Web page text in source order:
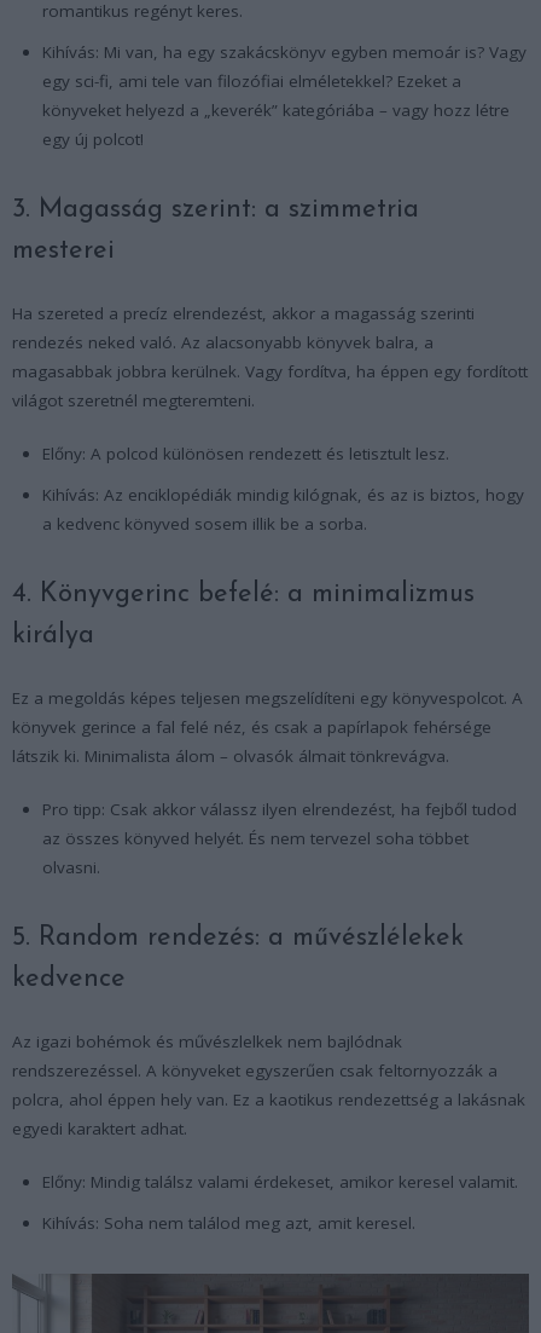
romantikus regényt keres.
Kihívás: Mi van, ha egy szakácskönyv egyben memoár is? Vagy
egy sci-fi, ami tele van filozófiai elméletekkel? Ezeket a
könyveket helyezd a „keverék” kategóriába – vagy hozz létre
egy új polcot!
3. Magasság szerint: a szimmetria
mesterei
Ha szereted a precíz elrendezést, akkor a magasság szerinti
rendezés neked való. Az alacsonyabb könyvek balra, a
magasabbak jobbra kerülnek. Vagy fordítva, ha éppen egy fordított
világot szeretnél megteremteni.
Előny: A polcod különösen rendezett és letisztult lesz.
Kihívás: Az enciklopédiák mindig kilógnak, és az is biztos, hogy
a kedvenc könyved sosem illik be a sorba.
4. Könyvgerinc befelé: a minimalizmus
királya
Ez a megoldás képes teljesen megszelídíteni egy könyvespolcot. A
könyvek gerince a fal felé néz, és csak a papírlapok fehérsége
látszik ki. Minimalista álom – olvasók álmait tönkrevágva.
Pro tipp: Csak akkor válassz ilyen elrendezést, ha fejből tudod
az összes könyved helyét. És nem tervezel soha többet
olvasni.
5. Random rendezés: a művészlélekek
kedvence
Az igazi bohémok és művészlelkek nem bajlódnak
rendszerezéssel. A könyveket egyszerűen csak feltornyozzák a
polcra, ahol éppen hely van. Ez a kaotikus rendezettség a lakásnak
egyedi karaktert adhat.
Előny: Mindig találsz valami érdekeset, amikor keresel valamit.
Kihívás: Soha nem találod meg azt, amit keresel.